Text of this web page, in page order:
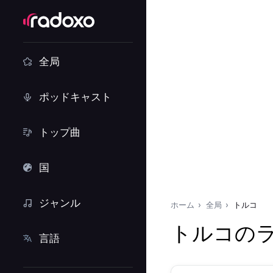
全局
ポッドキャスト
トップ曲
国
ジャンル
言語
ホーム 全局 トルコ
トルコの
ラジオ局を検索…